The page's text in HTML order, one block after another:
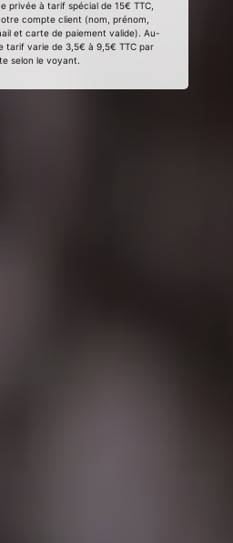
privée à tarif spécial de 15€ TTC,
compte client (nom, prénom,
et carte de paiement valide). Au-
tarif varie de 3,5€ à 9,5€ TTC par
selon le voyant.